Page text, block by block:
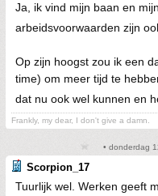
Ja, ik vind mijn baan en
arbeidsvoorwaarden zijn
Op zijn hoogst zou ik een
time) om meer tijd te
dat nu ook wel kunnen en
Frankly, my dear, I don't give a damn.
• donderdag
Scorpion_17
Tuurlijk wel. Werken geeft